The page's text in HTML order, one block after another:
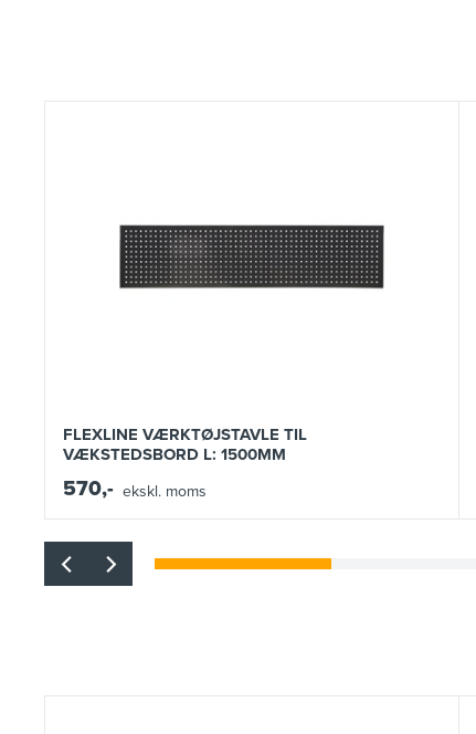
FLEXLINE VÆRKTØJSTAVLE TIL
VÆKSTEDSBORD L: 1500MM
570,- ekskl. moms